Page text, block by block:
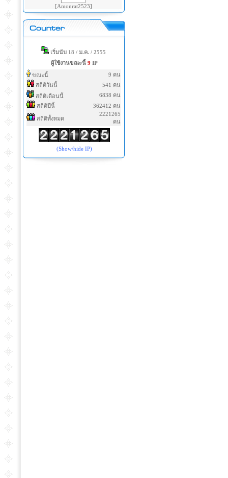
[Amonrat2523]
เริ่มนับ 18 / ม.ค. / 2555
ผู้ใช้งานขณะนี้ 9 IP
ขณะนี้
9 คน
สถิติวันนี้
541 คน
สถิติเดือนนี้
6838 คน
สถิติปีนี้
362412 คน
สถิติทั้งหมด
2221265
คน
(Show/hide IP)